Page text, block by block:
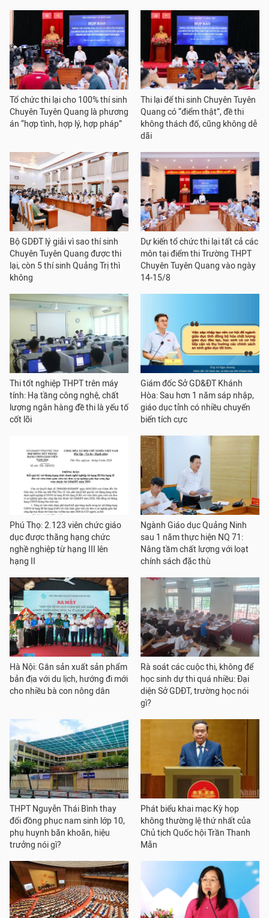
Tổ chức thi lại cho 100% thí sinh
Chuyên Tuyên Quang là phương
án “hợp tình, hợp lý, hợp pháp”
Thi lại để thi sinh Chuyên Tuyên
Quang có “điểm thật”, đề thi
không thách đố, cũng không dễ
dãi
Bộ GDĐT lý giải vì sao thí sinh
Chuyên Tuyên Quang được thi
lại, còn 5 thí sinh Quảng Trị thì
không
Dự kiến tổ chức thi lại tất cả các
môn tại điểm thi Trường THPT
Chuyên Tuyên Quang vào ngày
14-15/8
Thi tốt nghiệp THPT trên máy
tính: Hạ tầng công nghệ, chất
lượng ngân hàng đề thi là yếu tố
cốt lõi
Giám đốc Sở GD&ĐT Khánh
Hòa: Sau hơn 1 năm sáp nhập,
giáo dục tỉnh có nhiều chuyển
biến tích cực
Phú Thọ: 2.123 viên chức giáo
dục được thăng hạng chức
nghề nghiệp từ hạng III lên
hạng II
Ngành Giáo dục Quảng Ninh
sau 1 năm thực hiện NQ 71:
Nâng tầm chất lượng với loạt
chính sách đặc thù
Hà Nội: Gắn sản xuất sản phẩm
bản địa với du lịch, hướng đi mới
cho nhiều bà con nông dân
Rà soát các cuộc thi, không để
học sinh dự thi quá nhiều: Đại
diện Sở GDĐT, trường học nói
gì?
THPT Nguyễn Thái Bình thay
đổi đồng phục nam sinh lớp 10,
phụ huynh băn khoăn, hiệu
trưởng nói gì?
Phát biểu khai mạc Kỳ họp
không thường lệ thứ nhất của
Chủ tịch Quốc hội Trần Thanh
Mẫn